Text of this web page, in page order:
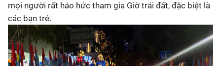
mọi người rất háo hức tham gia Giờ trái đất, đặc biệt là
các bạn trẻ.